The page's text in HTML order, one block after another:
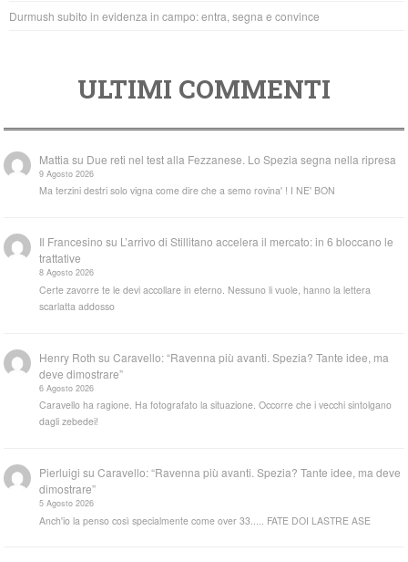
Durmush subito in evidenza in campo: entra, segna e convince
ULTIMI COMMENTI
Mattia su Due reti nel test alla Fezzanese. Lo Spezia segna nella ripresa
9 Agosto 2026
Ma terzini destri solo vigna come dire che a semo rovina' ! I NE' BON
Il Francesino su L’arrivo di Stillitano accelera il mercato: in 6 bloccano le
trattative
8 Agosto 2026
Certe zavorre te le devi accollare in eterno. Nessuno li vuole, hanno la lettera
scarlatta addosso
Henry Roth suCaravello: “Ravenna più avanti. Spezia? Tante idee, ma
deve dimostrare”
6 Agosto 2026
Caravello ha ragione. Ha fotografato la situazione. Occorre che i vecchi sintolgano
dagli zebedei!
Pierluigi suCaravello: “Ravenna più avanti. Spezia? Tante idee, ma deve
dimostrare”
5 Agosto 2026
Anch'io la penso così specialmente come over 33..... FATE DOI LASTRE ASE